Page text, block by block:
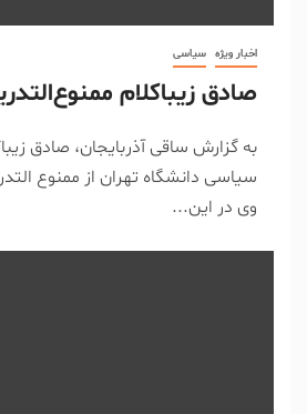
اخبار ویژه سیاسی
صادق زیباکلام
به گزارش ساقی آذربایجان، صادق
سیاسی دانشگاه تهران از ممنوع
وی در این...